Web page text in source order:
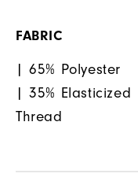
FABRIC
| 65% Polyester
| 35% Elasticized
Thread